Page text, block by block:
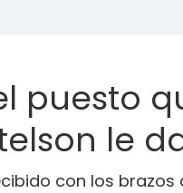
puesto
le
con los brazos